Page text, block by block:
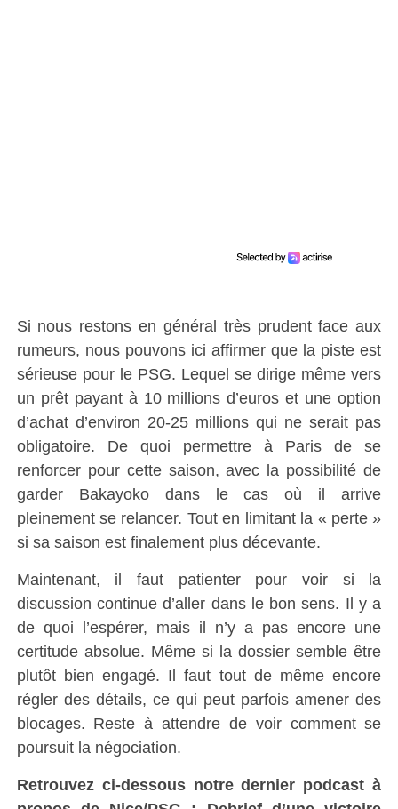
Si nous restons en général très prudent face aux
rumeurs, nous pouvons ici affirmer que la piste est
sérieuse pour le PSG. Lequel se dirige même vers
un prêt payant à 10 millions d’euros et une option
d’achat d’environ 20-25 millions qui ne serait pas
obligatoire. De quoi permettre à Paris de se
renforcer pour cette saison, avec la possibilité de
garder Bakayoko dans le cas où il arrive
pleinement se relancer. Tout en limitant la « perte »
si sa saison est finalement plus décevante.
Maintenant, il faut patienter pour voir si la
discussion continue d’aller dans le bon sens. Il y a
de quoi l’espérer, mais il n’y a pas encore une
certitude absolue. Même si la dossier semble être
plutôt bien engagé. Il faut tout de même encore
régler des détails, ce qui peut parfois amener des
blocages. Reste à attendre de voir comment se
poursuit la négociation.
Retrouvez ci-dessous notre dernier podcast à